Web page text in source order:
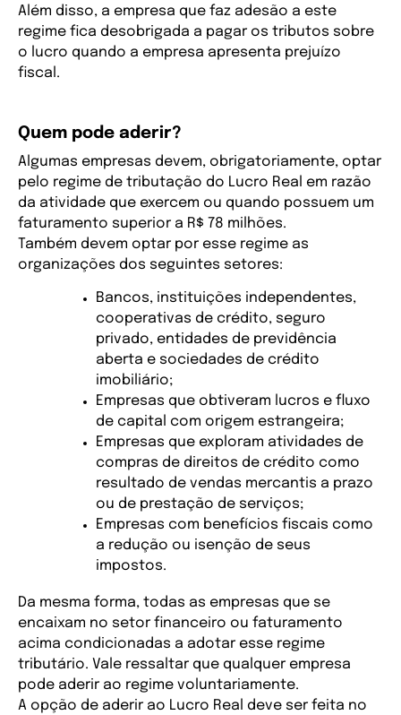
Além disso, a empresa que faz adesão a este
regime fica desobrigada a pagar os tributos sobre
o lucro quando a empresa apresenta prejuízo
fiscal.
Quem pode aderir?
Algumas empresas devem, obrigatoriamente, optar
pelo regime de tributação do Lucro Real em razão
da atividade que exercem ou quando possuem um
faturamento superior a R$ 78 milhões.
Também devem optar por esse regime as
organizações dos seguintes setores:
Bancos, instituições independentes,
cooperativas de crédito, seguro
privado, entidades de previdência
aberta e sociedades de crédito
imobiliário;
Empresas que obtiveram lucros e fluxo
de capital com origem estrangeira;
Empresas que exploram atividades de
compras de direitos de crédito como
resultado de vendas mercantis a prazo
ou de prestação de serviços;
Empresas com benefícios fiscais como
a redução ou isenção de seus
impostos.
Da mesma forma, todas as empresas que se
encaixam no setor financeiro ou faturamento
acima condicionadas a adotar esse regime
tributário. Vale ressaltar que qualquer empresa
pode aderir ao regime voluntariamente.
A opção de aderir ao Lucro Real deve ser feita no